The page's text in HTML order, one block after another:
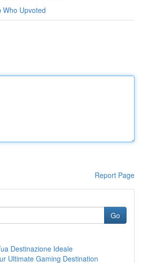
Who Upvoted
Report Page
Go
Destinazione Ideale
Ultimate Gaming Destination